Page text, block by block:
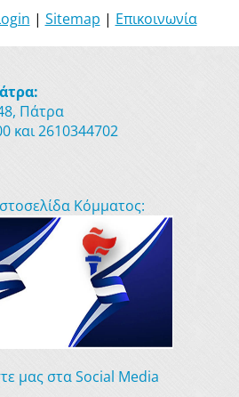
| Sitemap | Επικοινωνία
Πάτρα
και 2610344702
Κόμματος:
μας στα Social Media